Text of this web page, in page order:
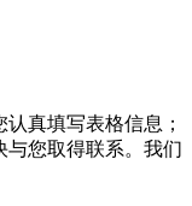
真填写表格信息；
与您取得联系。我们